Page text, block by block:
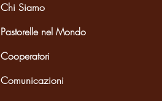
Chi Siamo
Pastorelle nel Mondo
Cooperatori
Comunicazioni